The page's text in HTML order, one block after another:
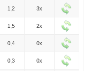
1,2 3x
1,5 2x
0,4 0x
0,3 0x